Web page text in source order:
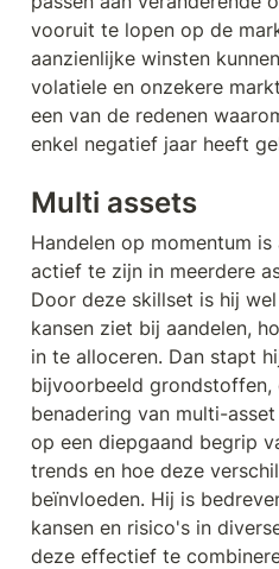
vooruit te lopen op de
aanzienlijke winsten
volatiele en onzekere
een van de redenen
enkel negatief jaar heeft
Multi assets
Handelen op momentum
actief te zijn in meerdere
Door deze skillset is hij
kansen ziet bij aandelen,
in te alloceren. Dan stapt
bijvoorbeeld
benadering van multi-
op een diepgaand begrip
trends en hoe deze
beïnvloeden. Hij is
kansen en risico's in
deze effectief te